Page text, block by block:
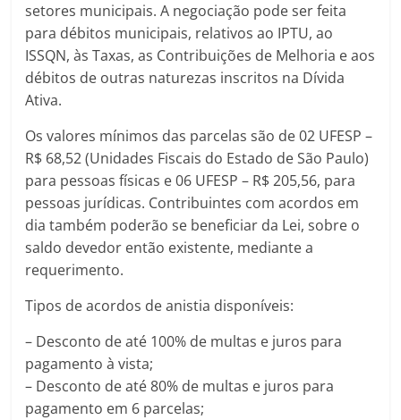
setores municipais. A negociação pode ser feita
para débitos municipais, relativos ao IPTU, ao
ISSQN, às Taxas, as Contribuições de Melhoria e aos
débitos de outras naturezas inscritos na Dívida
Ativa.
Os valores mínimos das parcelas são de 02 UFESP –
R$ 68,52 (Unidades Fiscais do Estado de São Paulo)
para pessoas físicas e 06 UFESP – R$ 205,56, para
pessoas jurídicas. Contribuintes com acordos em
dia também poderão se beneficiar da Lei, sobre o
saldo devedor então existente, mediante a
requerimento.
Tipos de acordos de anistia disponíveis:
– Desconto de até 100% de multas e juros para
pagamento à vista;
– Desconto de até 80% de multas e juros para
pagamento em 6 parcelas;